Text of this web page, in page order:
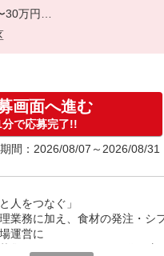
30万円
前職給与に応じて決定します
画面へ進む
分で応募完了!!
間：2026/08/07～2026/08/31
人をつなぐ」
業務に加え、食材の発注・シ
運営に